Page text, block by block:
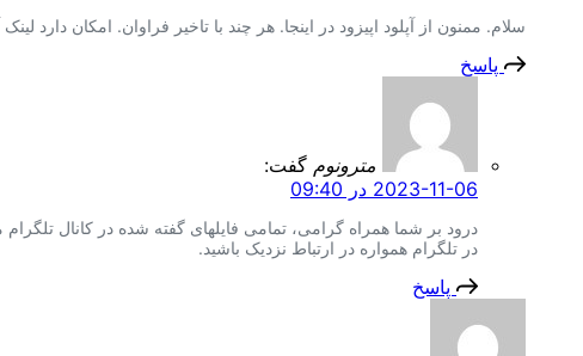
سلام. ممنون از آپلود اپیزود در اینجا. هر چند با تاخیر فراوان. امکان دارد
پاسخ
مترونوم گفت:
2023-11-06 در 09:40
درود بر شما همراه گرامی، تمامی فایلهای گفته شده در کانال
در تلگرام همواره در ارتباط نزدیک باشید.
پاسخ